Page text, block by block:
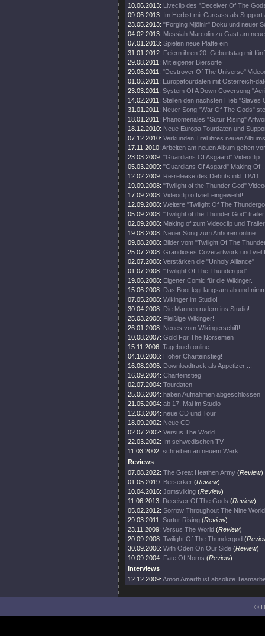
10.06.2013: Liveclip des "Deceiver Of The
09.06.2013: Im Herbst mit Carcass als Support
23.05.2013: "Forging Mjölnir" Doku und neuer
04.02.2013: Messiah Marcolin zu Gast am
07.01.2013: Spielen neue Platte ein
31.01.2012: Feiern ihren 20. Geburtstag mit
29.08.2011: Mit eigener Biersorte
29.06.2011: "Destroyer Of The Universe"
01.06.2011: Europatourdaten mit Österreich-
23.03.2011: System Of A Down Coversong
14.02.2011: Stellen den nächsten Hieb "Slaves
31.01.2011: Neuer Song "War Of The Gods"
18.01.2011: Phänomenales "Sutur Rising"
18.12.2010: Neue Europa Tourdaten und
07.12.2010: Verkünden Titel ihres neuen Albums
17.11.2010: Arbeiten am neuen Album gehen
23.03.2009: "Guardians Of Asgaard" Videoclip.
05.03.2009: "Guardians Of Asgard" Making Of .
12.02.2009: Re-release des Debüts inkl. DVD.
19.09.2008: "Twilight of the Thunder God"
17.09.2008: Videoclip offiziell eingeweiht!
12.09.2008: Weitere "Twilight Of The
05.09.2008: "Twilight of the Thunder God" trailer.
02.09.2008: Making of zum Videoclip und
19.08.2008: Neuer Song zum Anhören online
09.08.2008: Bilder vom "Twilight Of The
25.07.2008: Grandioses Coverartwork und viel
02.07.2008: Verstärken die "Unholy Alliance"
01.07.2008: "Twilight Of The Thundergod"
19.06.2008: Eigener Comic für die Wikinger.
15.06.2008: Das Boot legt langsam ab und
07.05.2008: Wikinger im Studio!
30.04.2008: Die Mannen rudern ins Studio!
25.03.2008: Fleißige Wikinger!
26.01.2008: Neues vom Wikingerschiff!
10.08.2007: Gold For The Norsemen
15.11.2006: Tagebuch online
04.10.2006: Hoher Charteinstieg!
16.08.2006: Downloadtrack als Appetizer ...
16.09.2004: Charteinstieg
02.07.2004: Tourdaten
25.06.2004: haben Aufnahmen abgeschlossen
21.05.2004: ab 17. Mai im Studio
12.03.2004: neue CD und Tour
18.09.2002: Neue CD
02.07.2002: Versus The World
22.03.2002: Im schwedischen TV
11.03.2002: schreiben an neuem Werk
Reviews
07.08.2022: The Great Heathen Army (Review)
01.05.2019: Berserker (Review)
10.04.2016: Jomsviking (Review)
11.06.2013: Deceiver Of The Gods (Review)
05.02.2012: Sorrow Throughout The Nine
29.03.2011: Surtur Rising (Review)
23.11.2009: Versus The World (Review)
20.09.2008: Twilight Of The Thundergod (
30.09.2006: With Oden On Our Side (Review)
10.09.2004: Fate Of Norns (Review)
Interviews
12.12.2009: Amon Amarth ist absolute
©